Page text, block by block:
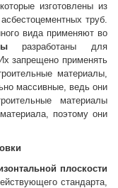
изготовлены из
труб.
вида применяют во
разработаны для
запрещено применять
материалы,
массивные, ведь они
материалы
поэтому они
плоскости
стандарта,